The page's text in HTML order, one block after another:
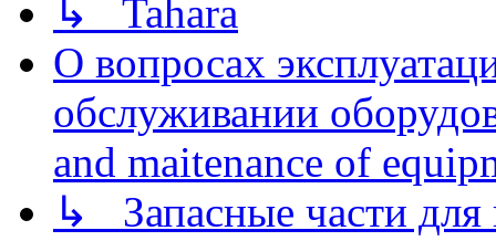
↳ Tahara
О вопросах
обслуживании
and maitenance of
↳ Запасные части для